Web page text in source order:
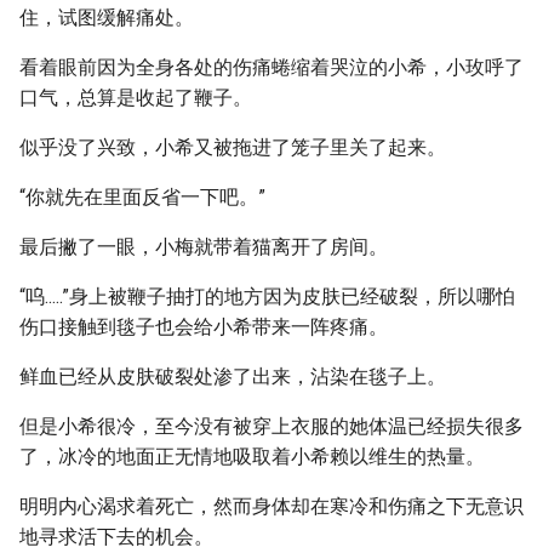
住，试图缓解痛处。
看着眼前因为全身各处的伤痛蜷缩着哭泣的小希，小玫呼了
口气，总算是收起了鞭子。
似乎没了兴致，小希又被拖进了笼子里关了起来。
“你就先在里面反省一下吧。”
最后撇了一眼，小梅就带着猫离开了房间。
“呜.....”身上被鞭子抽打的地方因为皮肤已经破裂，所以哪怕
伤口接触到毯子也会给小希带来一阵疼痛。
鲜血已经从皮肤破裂处渗了出来，沾染在毯子上。
但是小希很冷，至今没有被穿上衣服的她体温已经损失很多
了，冰冷的地面正无情地吸取着小希赖以维生的热量。
明明内心渴求着死亡，然而身体却在寒冷和伤痛之下无意识
地寻求活下去的机会。